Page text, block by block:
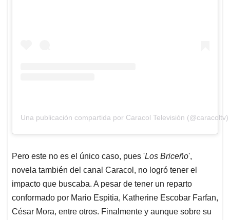
Una publicación compartida por Caracol Televisión (@caracoltv)
Pero este no es el único caso, pues 'Los Briceño',
novela también del canal Caracol, no logró tener el
impacto que buscaba. A pesar de tener un reparto
conformado por Mario Espitia, Katherine Escobar Farfan,
César Mora, entre otros. Finalmente y aunque sobre su